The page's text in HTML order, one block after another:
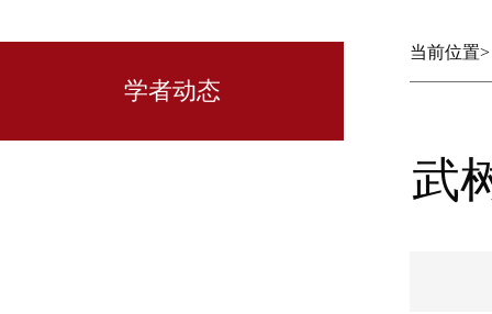
学者动态
当前位置
武